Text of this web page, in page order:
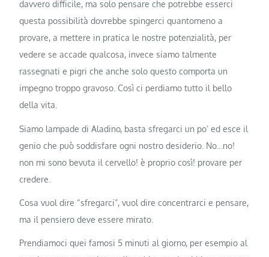
davvero difficile, ma solo pensare che potrebbe esserci
questa possibilità dovrebbe spingerci quantomeno a
provare, a mettere in pratica le nostre potenzialità, per
vedere se accade qualcosa, invece siamo talmente
rassegnati e pigri che anche solo questo comporta un
impegno troppo gravoso. Così ci perdiamo tutto il bello
della vita.
Siamo lampade di Aladino, basta sfregarci un po’ ed esce il
genio che può soddisfare ogni nostro desiderio. No…no!
non mi sono bevuta il cervello! è proprio così! provare per
credere.
Cosa vuol dire “sfregarci”, vuol dire concentrarci e pensare,
ma il pensiero deve essere mirato.
Prendiamoci quei famosi 5 minuti al giorno, per esempio al